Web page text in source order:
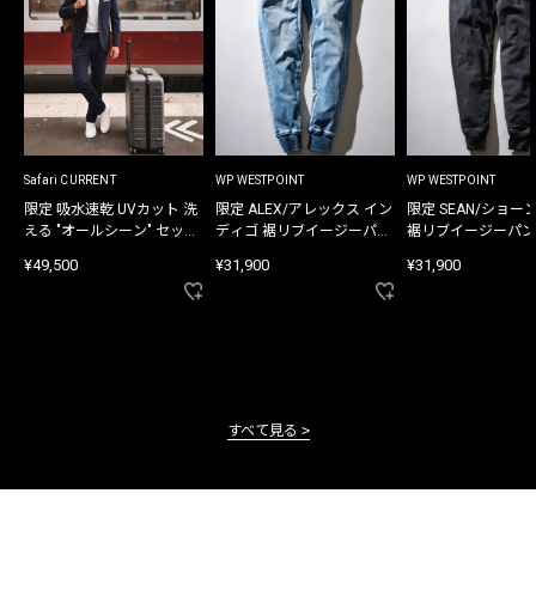
Safari CURRENT
限定 吸水速乾 UVカット 洗
える "オールシーン" セット
¥49,500
WP WESTPOINT
限定 ALEX/アレックス イン
ディゴ 裾リブイージーパン
¥31,900
WP WESTPOINT
限定 SEAN/ショー
裾リブイージーパ
¥31,900
すべて見る